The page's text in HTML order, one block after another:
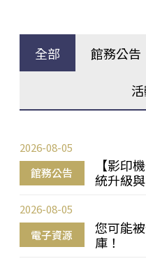
全部 館務公告
館務公告
【影印
統升級
2026-08-05
電子資源
您可能
庫！
2026-08-05